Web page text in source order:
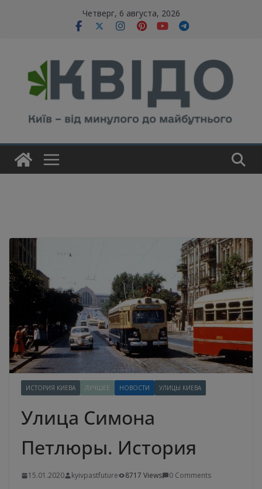
Четверг, 6 августа, 2026
ИСТОРИЯ КИЕВА ЛУЧШЕЕ НОВОСТИ УЛИЦЫ КИЕВА
Улица Симона
Петлюры. История
15.01.2020 kyivpastfuture 8717 Views 0 Comments
modal-check